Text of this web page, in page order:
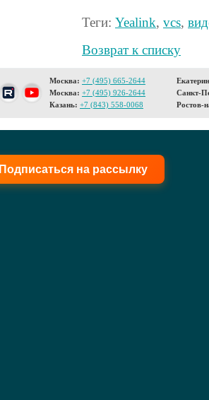
Теги: Yealink, vcs,
Возврат к списку
Москва: +7 (495) 665-2644
Москва: +7 (495) 926-2644
Казань: +7 (843) 558-0068
Санкт-
Ростов-
Подписаться на рассылку